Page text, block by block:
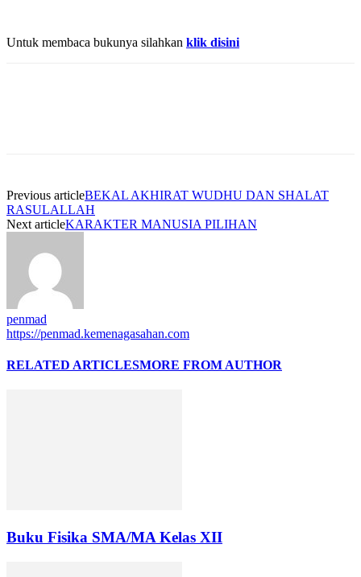
Untuk membaca bukunya silahkan klik disini
Previous articleBEKAL AKHIRAT WUDHU DAN SHALAT
RASULALLAH
Next articleKARAKTER MANUSIA PILIHAN
penmad
https://penmad.kemenagasahan.com
RELATED ARTICLESMORE FROM AUTHOR
Buku Fisika SMA/MA Kelas XII